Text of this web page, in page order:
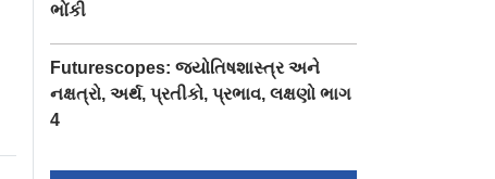
ભોંકી
Futurescopes: જ્યોતિષશાસ્ત્ર અને
નક્ષત્રો, અર્થ, પ્રતીકો, પ્રભાવ, લક્ષણો ભાગ
4